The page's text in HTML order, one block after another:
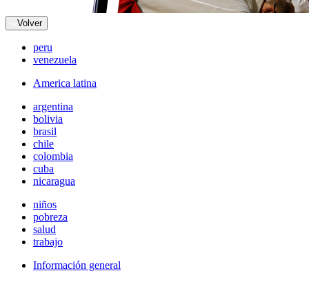
Volver
peru
venezuela
America latina
argentina
bolivia
brasil
chile
colombia
cuba
nicaragua
niños
pobreza
salud
trabajo
Información general